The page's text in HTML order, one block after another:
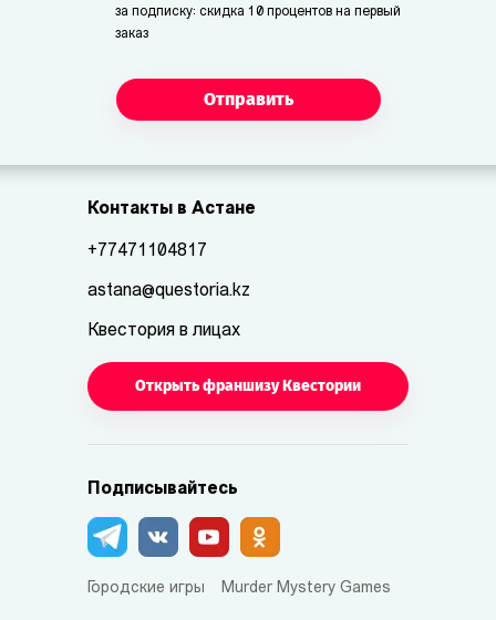
за подписку: скидка 10 процентов на первый
заказ
Отправить
Контакты в Астане
+77471104817
astana@questoria.kz
Квестория в лицах
Открыть франшизу Квестории
Подписывайтесь
Городские игры Murder Mystery Games